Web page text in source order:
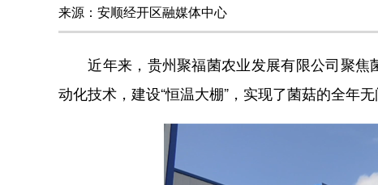
来源：安顺经开区融媒体中心
近年来，贵州聚福菌农业发展有限公司聚焦
动化技术，建设“恒温大棚”，实现了菌菇的全年